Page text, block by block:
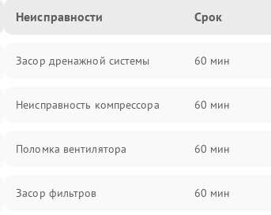
Неисправности Срок
Засор дренажной системы 60 мин
Неисправность компрессора 60 мин
Поломка вентилятора 60 мин
Засор фильтров 60 мин